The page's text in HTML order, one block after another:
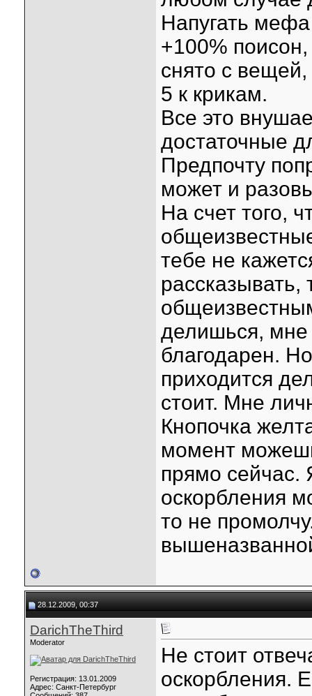
Напугать
+100%
снято с
5 к крикам.
Все это
достаточные
Предпочту
может и
На счет того,
тебе не
рассказывать,
делишься, мне
благодарен.
приходится
стоит. Мне
Кнопочка
момент
прямо сейчас.
оскорбления
то не
28.12.2009, 00:37
DarichTheThird
Moderator
Регистрация: 13.01.2009
Адрес: Санкт-Петербург
Не стоит
оскорбления.